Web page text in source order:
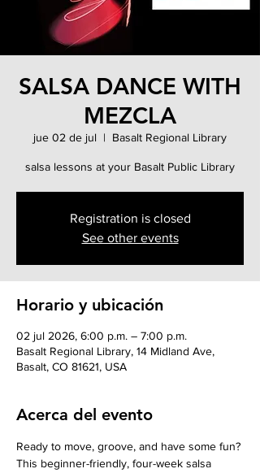
SALSA DANCE WITH
MEZCLA
jue 02 de jul
  |
Basalt Regional Library
salsa lessons at your Basalt Public Library
Registration is closed
See other events
Horario y ubicación
02 jul 2026, 6:00 p.m. – 7:00 p.m.
Basalt Regional Library, 14 Midland Ave,
Basalt, CO 81621, USA
Acerca del evento
Ready to move, groove, and have some fun?
This beginner-friendly, four-week salsa